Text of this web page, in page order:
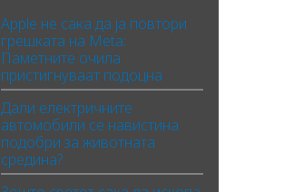
Apple не сака да ја повтори
грешката на Meta:
Паметните очила
пристигнуваат подоцна
Дали електричните
автомобили се навистина
подобри за животната
средина?